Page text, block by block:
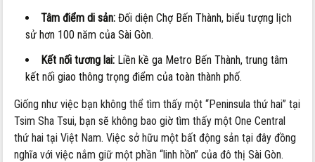
Tâm điểm di sản: Đối diện Chợ Bến Thành, biểu tượng lịch
sử hơn 100 năm của Sài Gòn.
Kết nối tương lai: Liền kề ga Metro Bến Thành, trung tâm
kết nối giao thông trọng điểm của toàn thành phố.
Giống như việc bạn không thể tìm thấy một “Peninsula thứ hai” tại
Tsim Sha Tsui, bạn sẽ không bao giờ tìm thấy một One Central
thứ hai tại Việt Nam. Việc sở hữu một bất động sản tại đây đồng
nghĩa với việc nắm giữ một phần “linh hồn” của đô thị Sài Gòn.